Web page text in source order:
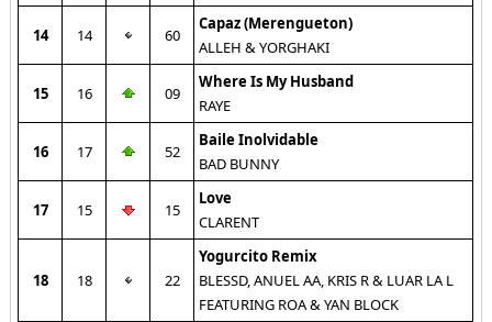
14 14 60
Capaz (Merengueton)
ALLEH & YORGHAKI
15 16 09
Where Is My Husband
RAYE
16 17 52
Baile Inolvidable
BAD BUNNY
17 15 15
Love
CLARENT
18 18 22
Yogurcito Remix
BLESSD, ANUEL AA, KRIS R & LUAR LA L
FEATURING ROA & YAN BLOCK